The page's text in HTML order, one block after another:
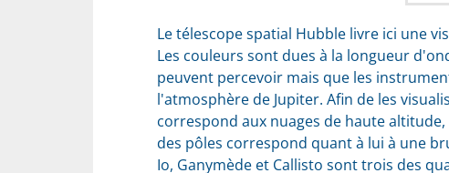
Le télescope spatial Hubble livre ici une
Les couleurs sont dues à la longueur
peuvent percevoir mais que les
l'atmosphère de Jupiter. Afin de les
correspond aux nuages de haute
des pôles correspond quant à lui à une
Io, Ganymède et Callisto sont trois des